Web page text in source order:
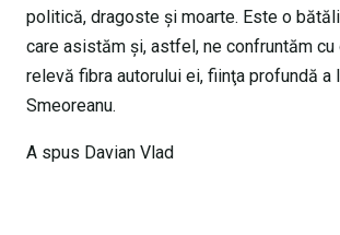
politică, dragoste şi moarte. Este o
care asistăm şi, astfel, ne confruntăm cu
relevă fibra autorului ei, fiinţa profundă a
Smeoreanu.
A spus Davian Vlad